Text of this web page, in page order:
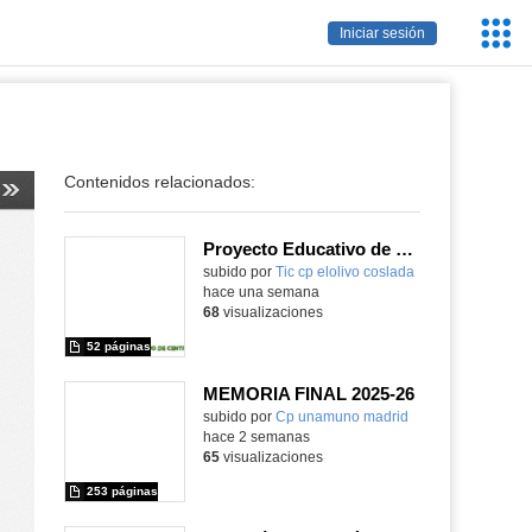
Iniciar sesión
Contenidos relacionados:
Proyecto Educativo de Centro actualizado 2026
subido por Tic cp elolivo coslada
52 páginas
hace una semana
68visualizaciones
MEMORIA FINAL 2025-26
Contenido educativo.
subido por Cp unamuno madrid
253 páginas
hace 2 semanas
65visualizaciones